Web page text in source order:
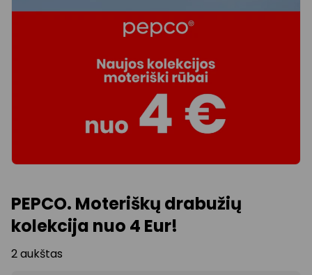
PEPCO. Moteriškų drabužių
kolekcija nuo 4 Eur!
2 aukštas